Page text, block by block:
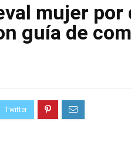
mujer por
guía de